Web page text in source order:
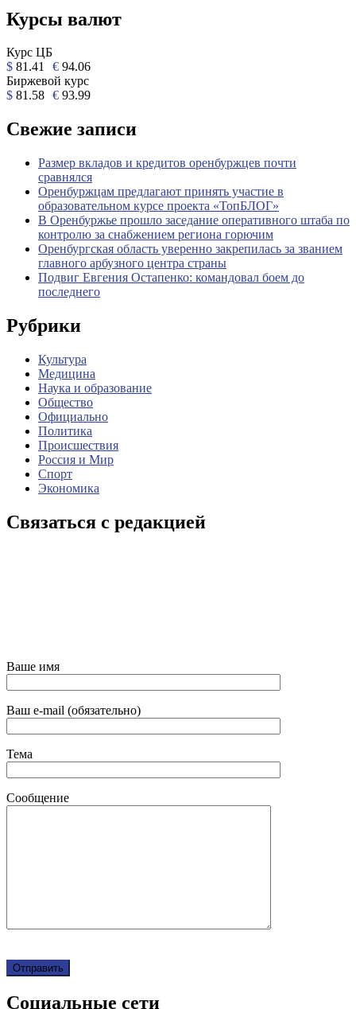
Курсы валют
Курс ЦБ
$ 81.41 € 94.06
Биржевой курс
$ 81.58 € 93.99
Свежие записи
Размер вкладов и кредитов оренбуржцев почти
сравнялся
Оренбуржцам предлагают принять участие в
образовательном курсе проекта «ТопБЛОГ»
В Оренбуржье прошло заседание оперативного штаба по
контролю за снабжением региона горючим
Оренбургская область уверенно закрепилась за званием
главного арбузного центра страны
Подвиг Евгения Остапенко: командовал боем до
последнего
Рубрики
Культура
Медицина
Наука и образование
Общество
Официально
Политика
Происшествия
Россия и Мир
Спорт
Экономика
Связаться с редакцией
Ваше имя
Ваш e-mail (обязательно)
Тема
Сообщение
Социальные сети